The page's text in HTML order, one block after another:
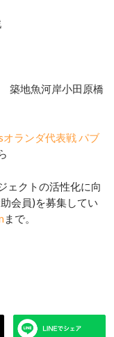
地魚河岸小田原橋
ランダ代表戦 パブ
ェクトの活性化に向
会員)を募集してい
まで。